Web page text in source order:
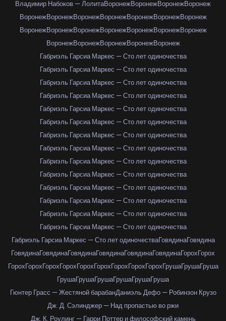
Владимир Набоков — ЛолитаВоронежВоронежВоронежВоронеж
ВоронежВоронежВоронежВоронежВоронежВоронежВоронеж
ВоронежВоронежВоронежВоронежВоронежВоронежВоронеж
ВоронежВоронежВоронежВоронежВоронеж
Габриэль Гарсиа Маркес — Сто лет одиночества
Габриэль Гарсиа Маркес — Сто лет одиночества
Габриэль Гарсиа Маркес — Сто лет одиночества
Габриэль Гарсиа Маркес — Сто лет одиночества
Габриэль Гарсиа Маркес — Сто лет одиночества
Габриэль Гарсиа Маркес — Сто лет одиночества
Габриэль Гарсиа Маркес — Сто лет одиночества
Габриэль Гарсиа Маркес — Сто лет одиночества
Габриэль Гарсиа Маркес — Сто лет одиночества
Габриэль Гарсиа Маркес — Сто лет одиночества
Габриэль Гарсиа Маркес — Сто лет одиночества
Габриэль Гарсиа Маркес — Сто лет одиночества
Габриэль Гарсиа Маркес — Сто лет одиночества
Габриэль Гарсиа Маркес — Сто лет одиночества
Габриэль Гарсиа Маркес — Сто лет одиночестваГовядинаГовядина
ГовядинаГовядинаГовядинаГовядинаГовядинаГовядинаГорохГорох
ГорохГорохГорохГорохГорохГорохГорохГорохГорохГрушаГрушаГруша
ГрушаГрушаГрушаГрушаГрушаГруша
Гюнтер Грасс — Жестяной барабанДаниэль Дефо — Робинзон Крузо
Дж. Д. Сэлинджер — Над пропастью во ржи
Дж. К. Роулинг — Гарри Поттер и философский камень